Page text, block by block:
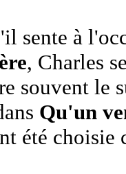
sente à
, Charles
souvent le
Qu'un
été